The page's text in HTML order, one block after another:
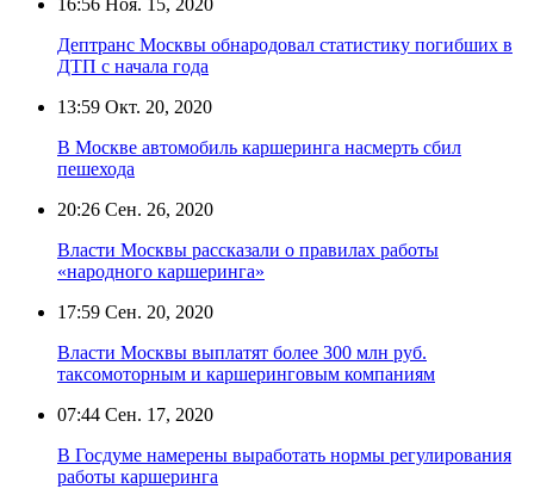
Дептранс Москвы обнародовал статистику погибших в
ДТП с начала года
13:59 Окт. 20, 2020
В Москве автомобиль каршеринга насмерть сбил
пешехода
20:26 Сен. 26, 2020
Власти Москвы рассказали о правилах работы
«народного каршеринга»
17:59 Сен. 20, 2020
Власти Москвы выплатят более 300 млн руб.
таксомоторным и каршеринговым компаниям
07:44 Сен. 17, 2020
В Госдуме намерены выработать нормы регулирования
работы каршеринга